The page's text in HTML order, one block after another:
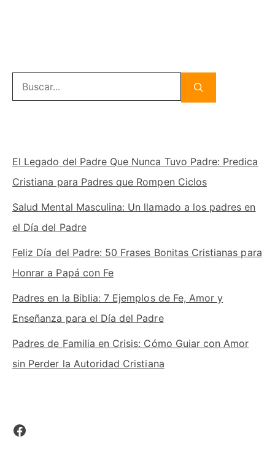
Buscar:
El Legado del Padre Que Nunca Tuvo Padre: Predica
Cristiana para Padres que Rompen Ciclos
Salud Mental Masculina: Un llamado a los padres en
el Día del Padre
Feliz Día del Padre: 50 Frases Bonitas Cristianas para
Honrar a Papá con Fe
Padres en la Biblia: 7 Ejemplos de Fe, Amor y
Enseñanza para el Día del Padre
Padres de Familia en Crisis: Cómo Guiar con Amor
sin Perder la Autoridad Cristiana
Facebook